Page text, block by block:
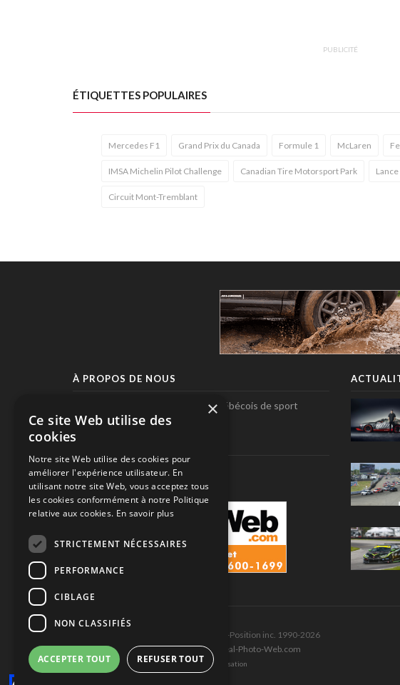
PUBLICITÉ
ÉTIQUETTES POPULAIRES
Mercedes F1 Grand Prix du Canada Formule 1 McLaren
IMSA Michelin Pilot Challenge Canadian Tire Motorsport Park
Circuit Mont-Tremblant
À PROPOS DE NOUS
Pole-Position, le seul magazine québécois de sport
automobile.
SUIVEZ-NOUS
Tous droits réservés © Les Éditions Pole-Position inc. 1990-2026
Ce site est produit et hébergé par Montréal-Photo-Web.com
Politique de confidentialité et Conditions d’utilisation
×
Ce site Web utilise des
cookies
Notre site Web utilise des cookies pour
améliorer l'expérience utilisateur. En
utilisant notre site Web, vous acceptez tous
les cookies conformément à notre Politique
relative aux cookies. En savoir plus
STRICTEMENT NÉCESSAIRES
PERFORMANCE
CIBLAGE
NON CLASSIFIÉS
ACCEPTER TOUT REFUSER TOUT